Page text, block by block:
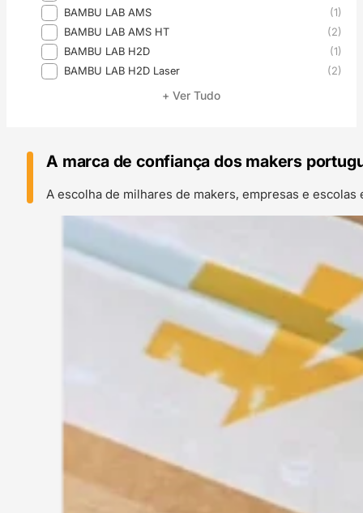
BAMBU LAB AMS
(1)
BAMBU LAB AMS HT
(2)
BAMBU LAB H2D
(1)
BAMBU LAB H2D Laser
(2)
+ Ver Tudo
A marca de confiança dos makers
A escolha de milhares de makers, empresas e escolas